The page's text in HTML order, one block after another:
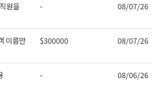
원을
- 08/07/26
이름만
$300000 08/07/26
- 08/06/26